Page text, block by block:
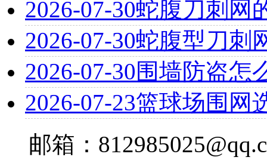
2026-07-30蛇腹刀刺网
2026-07-30蛇腹型刀刺
2026-07-30围墙防盗怎
2026-07-23篮球场围网
邮箱：